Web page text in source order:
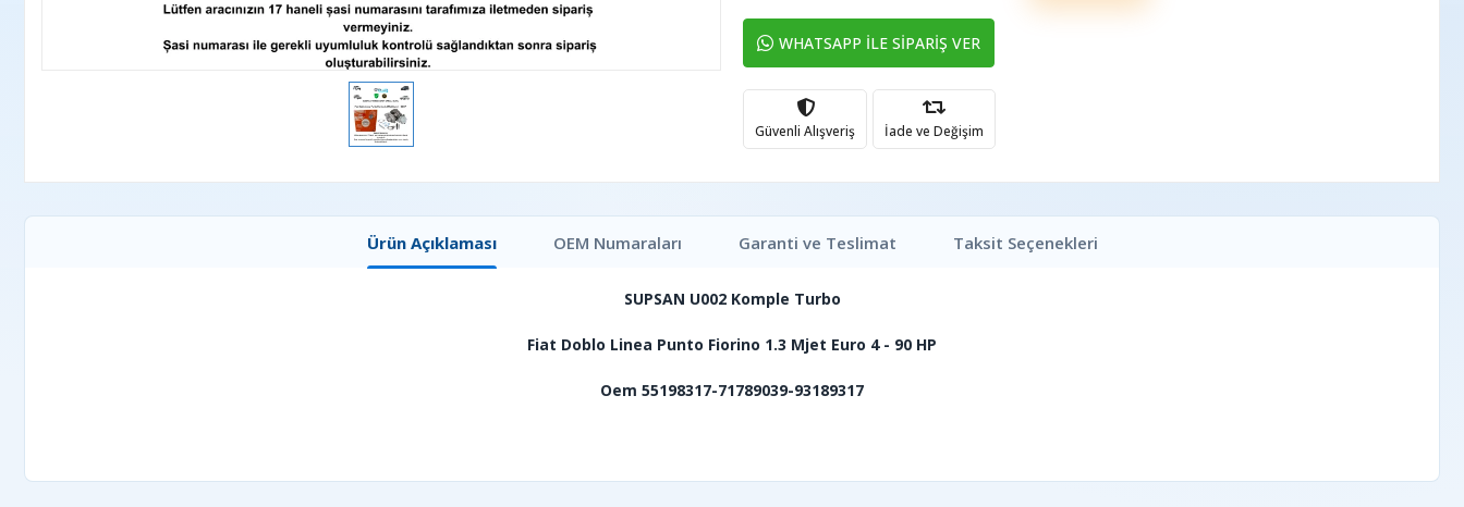
WHATSAPP İLE SİPARİŞ VER
Güvenli Alışveriş İade ve Değişim
Ürün Açıklaması Garanti ve Teslimat Taksit Seçenekleri
OEM Numaraları
SUPSAN U002 Komple Turbo
Fiat Doblo Linea Punto Fiorino 1.3 Mjet Euro 4 - 90 HP
Oem 55198317-71789039-93189317